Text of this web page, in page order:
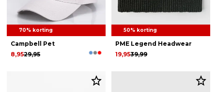
70% korting
Campbell Pet
29,95
8,95
50% korting
PME Legend Headwear
39,99
19,95